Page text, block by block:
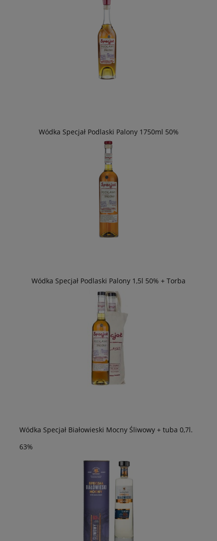
Wódka Specjał Podlaski Palony 1750ml 50%
Wódka Specjał Podlaski Palony 1,5l 50% + Torba
Wódka Specjał Białowieski Mocny Śliwowy + tuba 0,7l.
63%